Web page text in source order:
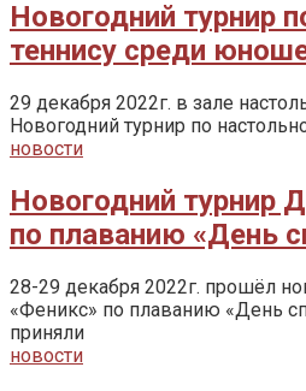
Новогодний турнир
теннису среди
29 декабря 2022г. в зале
Новогодний турнир по
новости
Новогодний
по плаванию «День
28-29 декабря 2022г. прошёл
«Феникс» по плаванию «День
приняли
новости